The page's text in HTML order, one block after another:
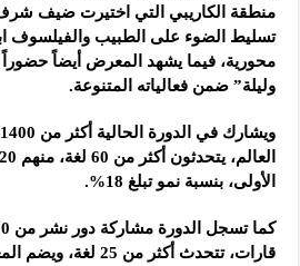
منطقة الكاريبي التي اختيرت ضيف شرف
تسليط الضوء على الطبيب والفيلسوف
محورية، فيما يشهد المعرض أيضاً
وليلة” ضمن فعالياته المتنوعة.
الأولى، بنسبة نمو تبلغ 18%.